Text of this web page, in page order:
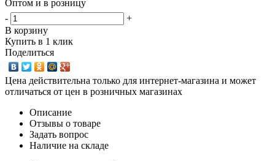
Оптом и в розницу
-
+
В корзину
Купить в 1 клик
Поделиться
Цена действительна только для интернет-магазина и может
отличаться от цен в розничных магазинах
Описание
Отзывы о товаре
Задать вопрос
Наличие на складе